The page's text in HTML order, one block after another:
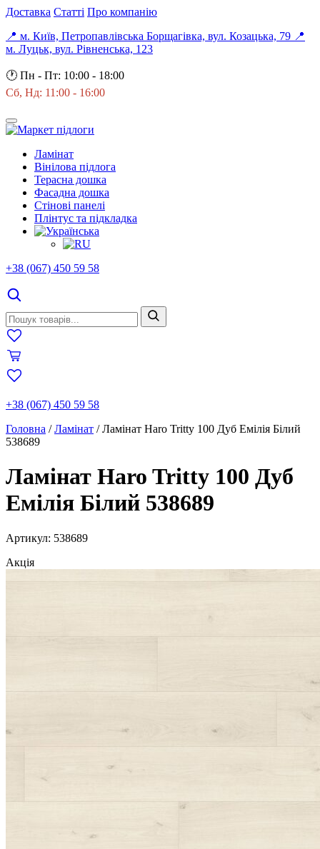
Доставка Статті Про компанію
📍 м. Київ, Петропавлівська Борщагівка, вул. Козацька, 79 📍
м. Луцьк, вул. Рівненська, 123
🕐 Пн - Пт: 10:00 - 18:00
Сб, Нд: 11:00 - 16:00
Ламінат
Вінілова підлога
Терасна дошка
Фасадна дошка
Стінові панелі
Плінтус та підкладка
+38 (067) 450 59 58
+38 (067) 450 59 58
Головна /Ламінат /Ламінат Haro Tritty 100 Дуб Емілія Білий
538689
Ламінат Haro Tritty 100 Дуб
Емілія Білий 538689
Артикул: 538689
Акція